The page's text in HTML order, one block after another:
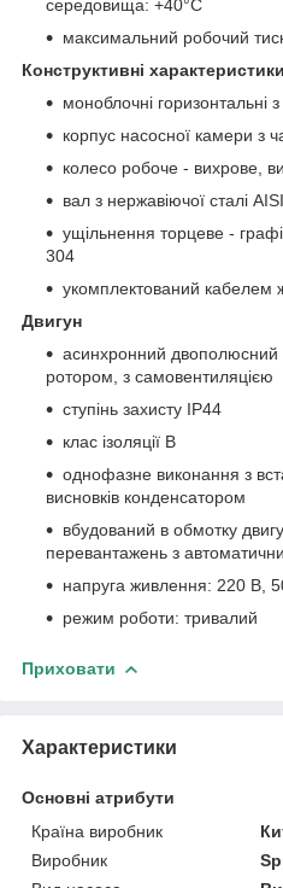
середовища: +40°С
максимальний робочий
Конструктивні характеристики
моноблочні
корпус насосної камери з
колесо робоче - вихрове,
вал з нержавіючої сталі
ущільнення торцеве -
304
укомплектований кабелем
Двигун
асинхронний двополюсний
ротором, з самовентиляцією
ступінь захисту IP44
клас ізоляції В
однофазне виконання з
висновків конденсатором
вбудований в обмотку
перевантажень з
напруга живлення: 220 В,
режим роботи: тривалий
Приховати
Характеристики
Основні атрибути
Країна виробник
Виробник